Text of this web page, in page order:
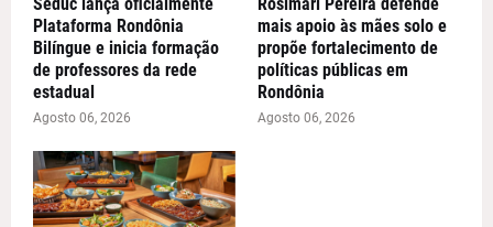
Plataforma Rondônia
Bilíngue e inicia formação
de professores da rede
estadual
Agosto 06, 2026
mais apoio às mães solo e
propõe fortalecimento de
políticas públicas em
Rondônia
Agosto 06, 2026